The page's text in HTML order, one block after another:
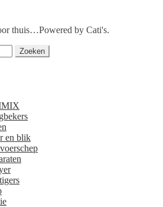
thuis…Powered by Cati's.
Zoeken
en blik